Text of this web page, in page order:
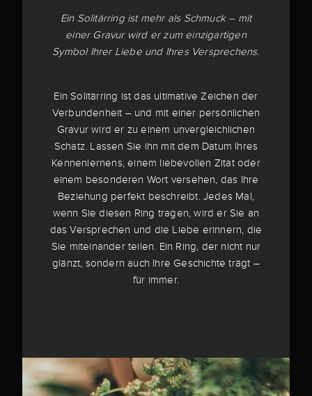
Ein Solitärring ist mehr als Schmuck – mit
einer Gravur wird er zum einzigartigen
Symbol Ihrer Liebe und Ihres Versprechens.
Ein Solitärring ist das ultimative Zeichen der
Verbundenheit – und mit einer persönlichen
Gravur wird er zu einem unvergleichlichen
Schatz. Lassen Sie ihn mit dem Datum Ihres
Kennenlernens, einem liebevollen Zitat oder
einem besonderen Wort versehen, das Ihre
Beziehung perfekt beschreibt. Jedes Mal,
wenn Sie diesen Ring tragen, wird er Sie an
das Versprechen und die Liebe erinnern, die
Sie miteinander teilen. Ein Ring, der nicht nur
glänzt, sondern auch Ihre Geschichte trägt –
für immer.